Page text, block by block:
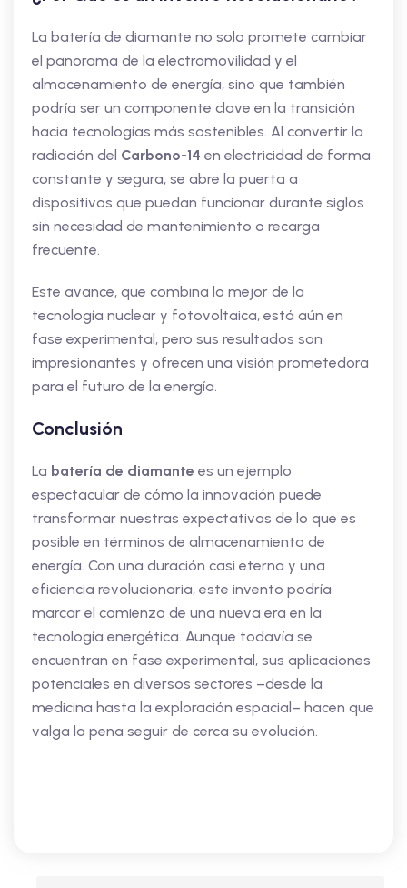
La batería de diamante no solo promete cambiar
el panorama de la electromovilidad y el
almacenamiento de energía, sino que también
podría ser un componente clave en la transición
hacia tecnologías más sostenibles. Al convertir la
radiación del Carbono-14 en electricidad de forma
constante y segura, se abre la puerta a
dispositivos que puedan funcionar durante siglos
sin necesidad de mantenimiento o recarga
frecuente.
Este avance, que combina lo mejor de la
tecnología nuclear y fotovoltaica, está aún en
fase experimental, pero sus resultados son
impresionantes y ofrecen una visión prometedora
para el futuro de la energía.
Conclusión
La batería de diamante es un ejemplo
espectacular de cómo la innovación puede
transformar nuestras expectativas de lo que es
posible en términos de almacenamiento de
energía. Con una duración casi eterna y una
eficiencia revolucionaria, este invento podría
marcar el comienzo de una nueva era en la
tecnología energética. Aunque todavía se
encuentran en fase experimental, sus aplicaciones
potenciales en diversos sectores –desde la
medicina hasta la exploración espacial– hacen que
valga la pena seguir de cerca su evolución.